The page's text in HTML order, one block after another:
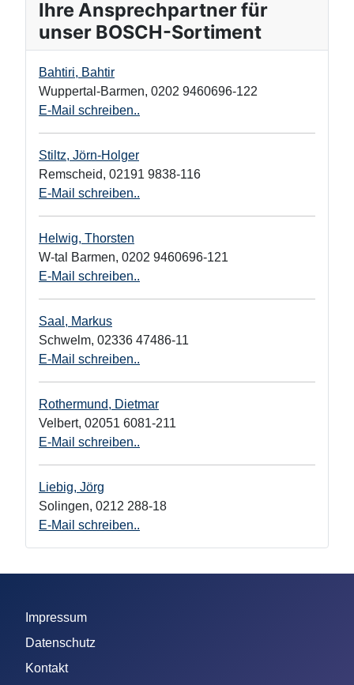
Ihre Ansprechpartner für
unser BOSCH-Sortiment
Bahtiri, Bahtir
Wuppertal-Barmen, 0202 9460696-122
E-Mail schreiben..
Stiltz, Jörn-Holger
Remscheid, 02191 9838-116
E-Mail schreiben..
Helwig, Thorsten
W-tal Barmen, 0202 9460696-121
E-Mail schreiben..
Saal, Markus
Schwelm, 02336 47486-11
E-Mail schreiben..
Rothermund, Dietmar
Velbert, 02051 6081-211
E-Mail schreiben..
Liebig, Jörg
Solingen, 0212 288-18
E-Mail schreiben..
Impressum
Datenschutz
Kontakt